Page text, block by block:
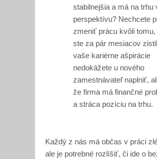
stabilnejšia a má na trhu
perspektívu? Nechcete
zmeniť prácu kvôli tomu,
ste za pár mesiacov
vaše kariérne ašpirácie
nedokážete u nového
zamestnávateľ naplniť,
že firma má finančné
a stráca pozíciu na trhu.
Každý z nás má občas v práci
ale je potrebné rozlíšiť, či ide o